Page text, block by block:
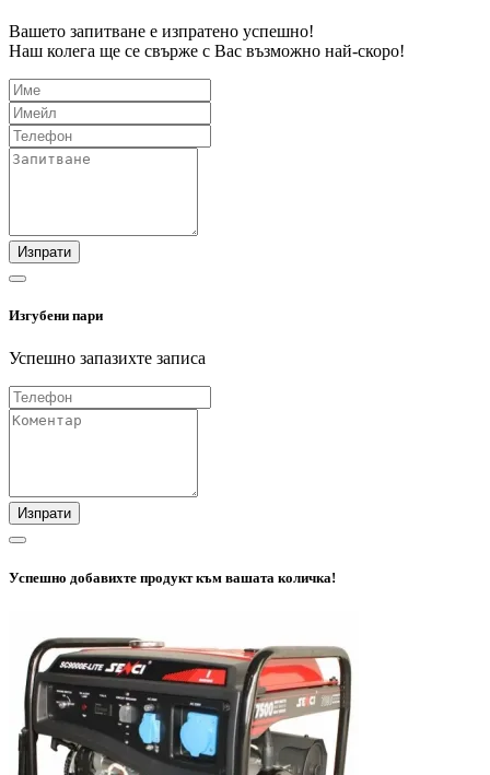
Вашето запитване е изпратено успешно!
Наш колега ще се свърже с Вас възможно най-скоро!
Изпрати
Изгубени пари
Успешно запазихте записа
Изпрати
Успешно добавихте продукт към вашата количка!